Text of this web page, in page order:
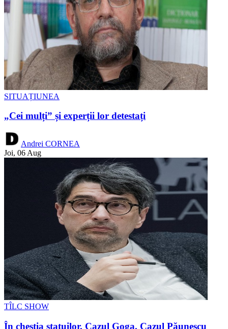
SITUAȚIUNEA
„Cei mulți” și experții lor detestați
Andrei CORNEA
Joi, 06 Aug
TÎLC SHOW
În chestia statuilor. Cazul Goga. Cazul Păunescu